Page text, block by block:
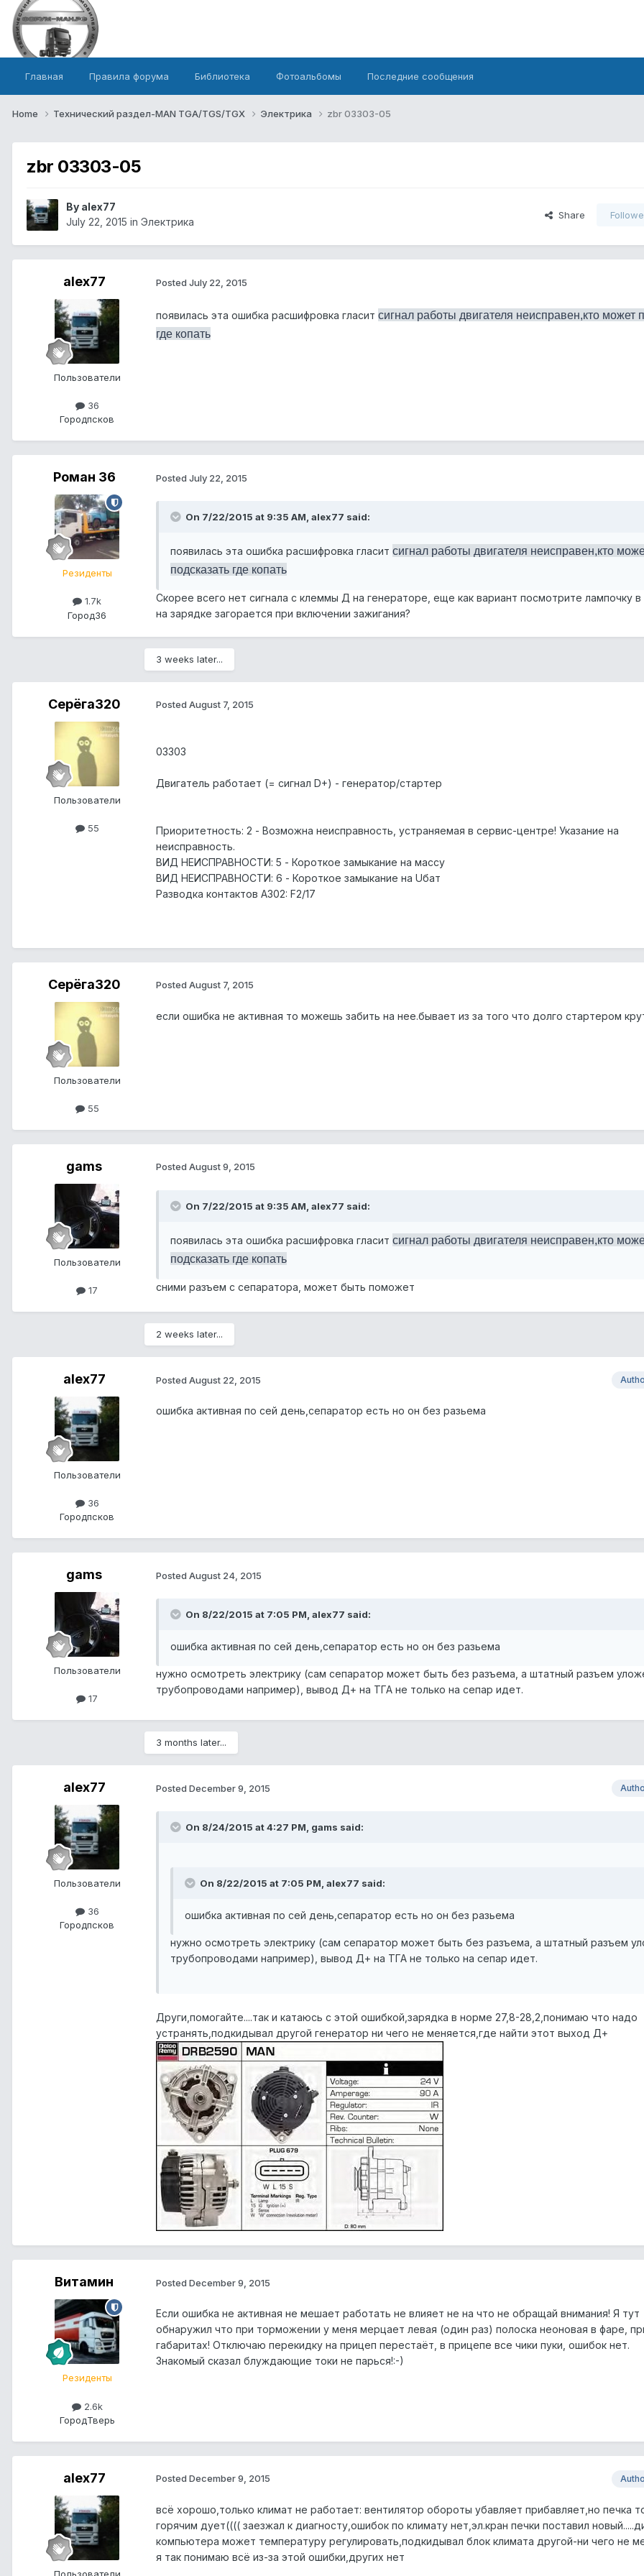
Главная Правила форума Библиотека Фотоальбомы Последние сообщения
Home Технический раздел-MAN TGA/TGS/TGX Электрика zbr 03303-05
zbr 03303-05
By alex77
July 22, 2015 in Электрика
Share
alex77
Пользователи
36
Городпсков
Posted July 22, 2015
появилась эта ошибка расшифровка гласит сигнал работы двигателя неисправен,кто может
где копать
Роман 36
Резиденты
1.7k
Город36
Posted July 22, 2015
On 7/22/2015 at 9:35 AM, alex77 said:
появилась эта ошибка расшифровка гласит сигнал работы двигателя неисправен,кто
подсказать где копать
Скорее всего нет сигнала с клеммы Д на генераторе, еще как вариант посмотрите лампочку
на зарядке загорается при включении зажигания?
3 weeks later...
Серёга320
Пользователи
55
Posted August 7, 2015
03303
Двигатель работает (= сигнал D+) - генератор/стартер
Приоритетность: 2 - Возможна неисправность, устраняемая в сервис-центре! Указание на
неисправность.
ВИД НЕИСПРАВНОСТИ: 5 - Короткое замыкание на массу
ВИД НЕИСПРАВНОСТИ: 6 - Короткое замыкание на Uбат
Разводка контактов A302: F2/17
Серёга320
Пользователи
55
Posted August 7, 2015
если ошибка не активная то можешь забить на нее.бывает из за того что долго стартером
gams
Пользователи
17
Posted August 9, 2015
On 7/22/2015 at 9:35 AM, alex77 said:
появилась эта ошибка расшифровка гласит сигнал работы двигателя неисправен,кто
подсказать где копать
сними разъем с сепаратора, может быть поможет
2 weeks later...
alex77
Пользователи
36
Городпсков
Posted August 22, 2015
ошибка активная по сей день,сепаратор есть но он без разьема
gams
Пользователи
17
Posted August 24, 2015
On 8/22/2015 at 7:05 PM, alex77 said:
ошибка активная по сей день,сепаратор есть но он без разьема
нужно осмотреть электрику (сам сепаратор может быть без разъема, а штатный разъем
трубопроводами например), вывод Д+ на ТГА не только на сепар идет.
3 months later...
alex77
Пользователи
36
Городпсков
Posted December 9, 2015
On 8/24/2015 at 4:27 PM, gams said:
On 8/22/2015 at 7:05 PM, alex77 said:
ошибка активная по сей день,сепаратор есть но он без разьема
нужно осмотреть электрику (сам сепаратор может быть без разъема, а штатный разъем
трубопроводами например), вывод Д+ на ТГА не только на сепар идет.
Други,помогайте....так и катаюсь с этой ошибкой,зарядка в норме 27,8-28,2,понимаю что надо
устранять,подкидывал другой генератор ни чего не меняется,где найти этот выход Д+
Витамин
Резиденты
2.6k
ГородТверь
Posted December 9, 2015
Если ошибка не активная не мешает работать не влияет не на что не обращай внимания! Я тут
обнаружил что при торможении у меня мерцает левая (один раз) полоска неоновая в фаре,
габаритах! Отключаю перекидку на прицеп перестаёт, в прицепе все чики пуки, ошибок нет.
Знакомый сказал блуждающие токи не парься!:-)
alex77
Пользователи
Posted December 9, 2015
всё хорошо,только климат не работает: вентилятор обороты убавляет прибавляет,но печка
горячим дует(((( заезжал к диагносту,ошибок по климату нет,эл.кран печки поставил
компьютера может температуру регулировать,подкидывал блок климата другой-ни чего не
я так понимаю всё из-за этой ошибки,других нет